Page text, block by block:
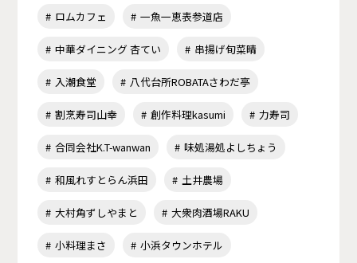
ロムカフェ 一魚一恵表参道店
中華ダイニング 杏てい 串揚げ旬菜晴
入潮食堂 八代台所ROBATAさわだ亭
割烹寿司山幸 創作料理kasumi 力寿司
合同会社K.T-wanwan 味処湯処よしちょう
和風れすとらん浜田 土井農場
大村角ずしやまと 大衆肉酒場RAKU
小料理まさ 小浜タウンホテル